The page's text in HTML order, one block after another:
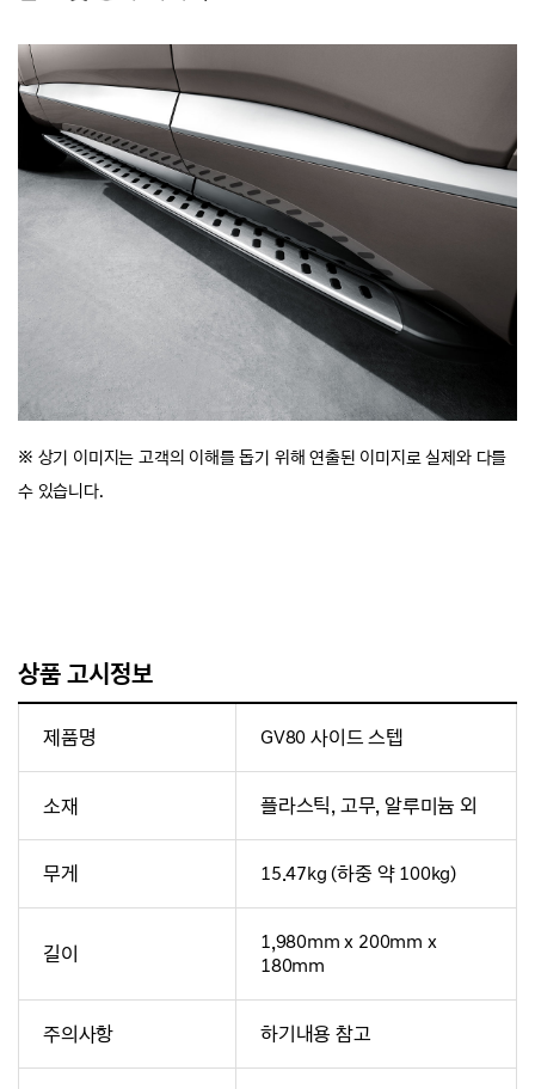
※ 상기 이미지는 고객의 이해를 돕기 위해 연출된 이미지로 실제와 다를
수 있습니다.
상품 고시정보
제품명 GV80 사이드 스텝
소재 플라스틱, 고무, 알루미늄 외
무게 15.47kg (하중 약 100kg)
길이
1,980mm x 200mm x
180mm
주의사항 하기내용 참고